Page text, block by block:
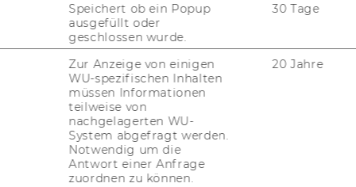
Aktivitäten der ERSTE Stiftung?
Wel­cher Art sind die kon­kre­ten Wir­kun­
be­son­ders wir­kungs­voll? Fra­gen die­ser
ge­mein­sam mit einer
im Jahr 2016.
Speichert ob ein Popup
ausgefüllt oder
geschlossen wurde.
30 Tage
Zur Anzeige von einigen
WU-spezifischen Inhalten
müssen Informationen
teilweise von
nachgelagerten WU-
System abgefragt werden.
Notwendig um die
Antwort einer Anfrage
zuordnen zu können.
20 Jahre